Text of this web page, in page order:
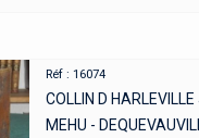
Réf : 16074
COLLIN D
MEHU -